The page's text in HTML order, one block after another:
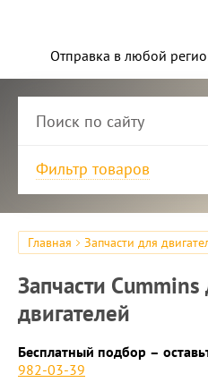
Отправка в любой
Фильтр товаров
Главная Запчасти для
Запчасти
двигателей
Бесплатный подбор –
982-03-39